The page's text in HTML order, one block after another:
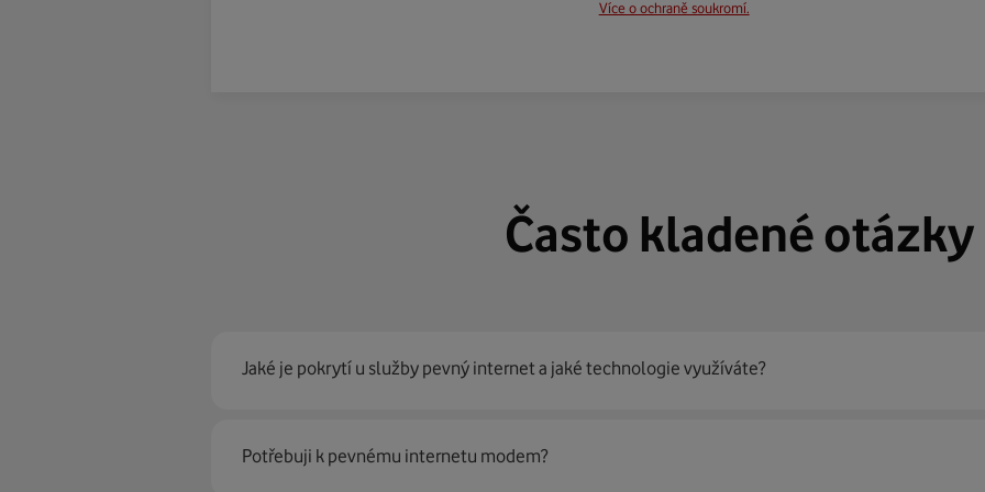
Více o ochraně soukromí.
Často kladené otázky
Jaké je pokrytí u služby pevný internet a jaké technologie využíváte?
Pevný internet můžeme nabídnout99 % českých domácností
prostřednictvím několika
Potřebuji k pevnému internetu modem?